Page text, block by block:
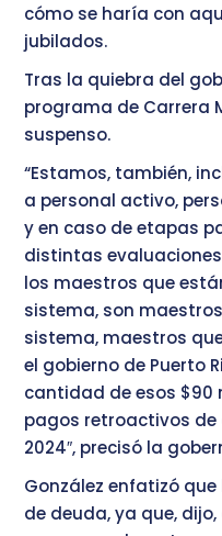
cómo se haría con
jubilados.
Tras la quiebra del
programa de Carrera
suspenso.
“Estamos, también,
a personal activo,
y en caso de etapas
distintas
los maestros que
sistema, son
sistema, maestros
el gobierno de Puerto
cantidad de esos $90
pagos retroactivos de
2024″, precisó la
González enfatizó
de deuda, ya que,